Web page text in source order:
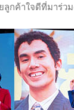
กค้าใจดีที่มาร่วม